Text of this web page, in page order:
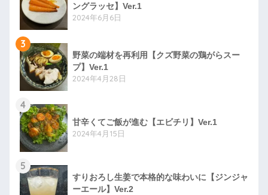
ングラッセ】Ver.1
2024年6月6日
3
野菜の端材を再利用【クズ野菜の鶏がらスー
プ】Ver.1
2024年4月28日
4
甘辛くてご飯が進む【エビチリ】Ver.1
2024年4月15日
5
すりおろし生姜で本格的な味わいに【ジンジャ
ーエール】Ver.2